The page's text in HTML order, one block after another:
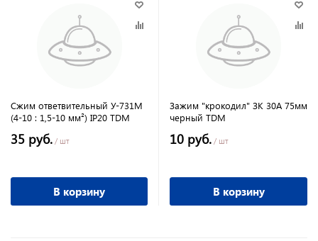
Сжим ответвительный У-731М
(4-10 : 1,5-10 мм²) IP20 TDM
35 руб. / шт
В корзину
Зажим "крокодил" ЗК 30А 75мм
черный TDM
10 руб. / шт
В корзину